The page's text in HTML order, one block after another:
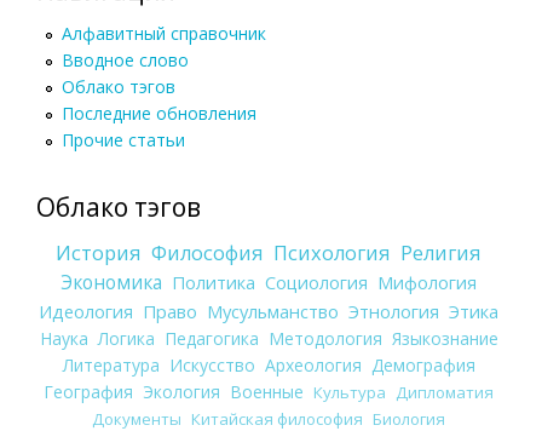
Алфавитный справочник
Вводное слово
Облако тэгов
Последние обновления
Прочие статьи
Облако тэгов
История Философия Психология Религия
Экономика Политика Социология Мифология
Идеология Право Мусульманство Этнология Этика
Наука Логика Педагогика Методология Языкознание
Литература Искусство Археология Демография
География Экология Военные Культура
Дипломатия
Документы Китайская философия Биология